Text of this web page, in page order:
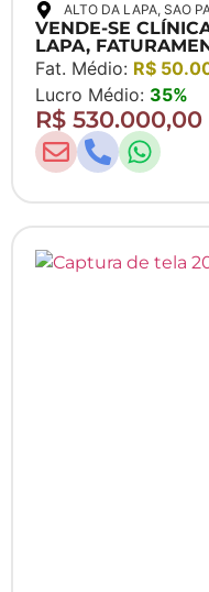
ALTO DA LAPA, SAO
VENDE-SE
LAPA,
Fat. Médio: R$
Lucro Médio: 35%
R$ 530.000,00